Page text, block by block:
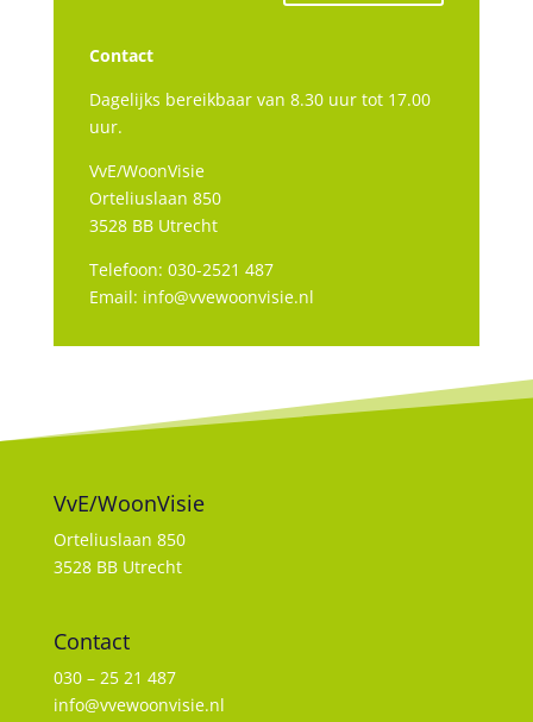
Contact
Dagelijks bereikbaar van 8.30 uur tot 17.00
uur.
VvE/WoonVisie
Orteliuslaan 850
3528 BB Utrecht
Telefoon: 030-2521 487
Email: info@vvewoonvisie.nl
VvE/WoonVisie
Orteliuslaan 850
3528 BB Utrecht
Contact
030 – 25 21 487
info@vvewoonvisie.nl